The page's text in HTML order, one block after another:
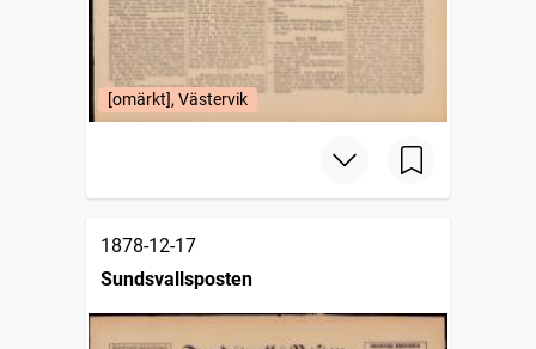
[omärkt], Västervik
1878-12-17
Sundsvallsposten